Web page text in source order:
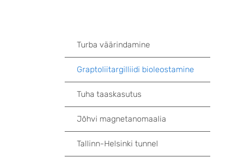
Turba väärindamine
Graptoliitargilliidi bioleostamine
Tuha taaskasutus
Jõhvi magnetanomaalia
Tallinn-Helsinki tunnel